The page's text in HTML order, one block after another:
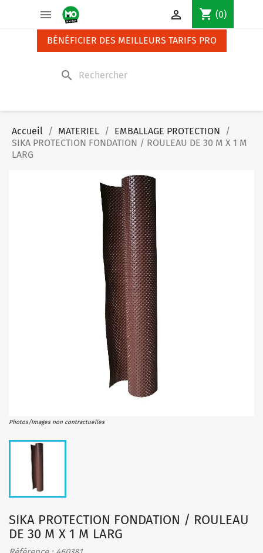
 shopping_cart (0)

BÉNÉFICIER DES MEILLEURS TARIFS PRO
search
Accueil MATERIEL
EMBALLAGE PROTECTION
SIKA PROTECTION FONDATION / ROULEAU DE 30 M X 1 M
LARG
Photos/Images non contractuelles
SIKA PROTECTION FONDATION / ROULEAU
DE 30 M X 1 M LARG
Panneau de gestion des cookies